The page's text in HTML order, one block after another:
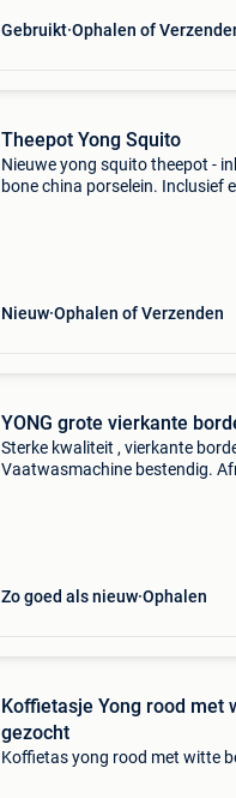
Gebruikt Ophalen of
Theepot Yong Squito
Nieuwe yong squito theepot -
bone china porselein. Inclusief
Nieuw Ophalen of Verzenden
YONG grote vierkante
Sterke kwaliteit , vierkante
Vaatwasmachine bestendig.
Zo goed als nieuw Ophalen
Koffietasje Yong rood met
gezocht
Koffietas yong rood met witte